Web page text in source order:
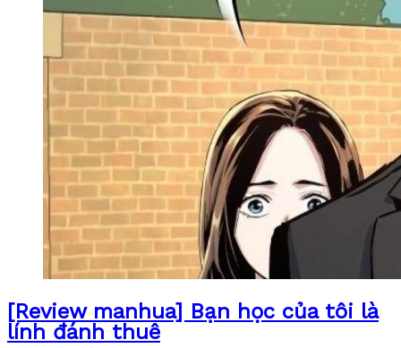
[Review manhua] Bạn học của tôi là
lính đánh thuê